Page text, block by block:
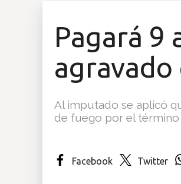
Pagará 9
agravado
Al imputado se aplicó
de fuego por el término
Facebook Twitter